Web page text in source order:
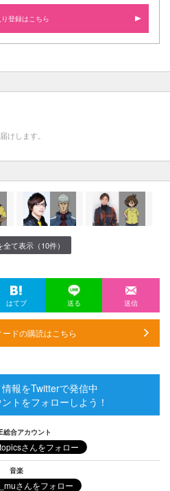
り登録はこちら
けします。
全て表示（10件）
はてブ 送る 送信
ドの購読はこちら
報をTwitterで発信中
トをフォローしよう！
総合アカウント
音楽